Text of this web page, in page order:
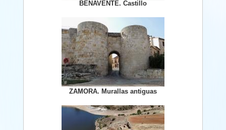
BENAVENTE. Castillo
ZAMORA. Murallas antiguas